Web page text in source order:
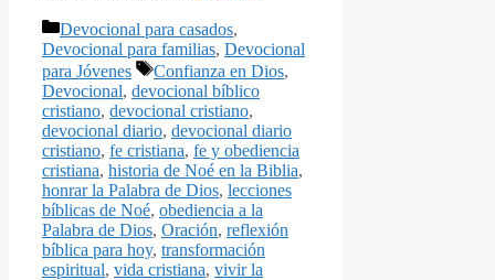
Categorías
Devocional para casados,
Devocional para familias, Devocional
para Jóvenes
Etiquetas
Confianza en Dios,
Devocional, devocional bíblico
cristiano, devocional cristiano,
devocional diario, devocional diario
cristiano, fe cristiana, fe y obediencia
cristiana, historia de Noé en la Biblia,
honrar la Palabra de Dios, lecciones
bíblicas de Noé, obediencia a la
Palabra de Dios, Oración, reflexión
bíblica para hoy, transformación
espiritual, vida cristiana, vivir la